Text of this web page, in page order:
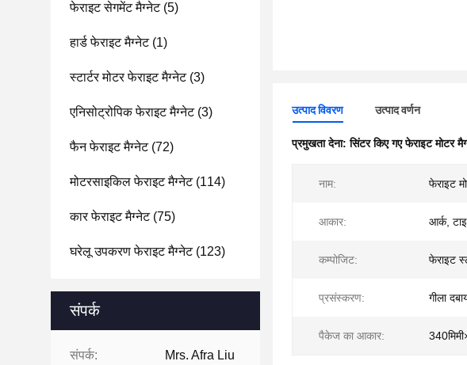
फेराइट सेगमेंट मैग्नेट(5)
हार्ड फेराइट मैग्नेट(1)
स्टार्टर मोटर फेराइट मैग्नेट(3)
एनिसोट्रोपिक फेराइट मैग्नेट(3)
फैन फेराइट मैग्नेट(72)
मोटरसाइकिल फेराइट मैग्नेट(114)
कार फेराइट मैग्नेट(75)
घरेलू उपकरण फेराइट मैग्नेट(123)
संपर्क
संपर्क: Mrs. Afra Liu
उत्पाद विवरण उत्पाद वर्णन
प्रमुखता देना:सिंटर किए गए फेराइट मोटर
नाम: फेराइट
आकार: आर्क,
कम्पोजिट: फेराइट
प्रसंस्करण: गीला
पैकेज का आकार: